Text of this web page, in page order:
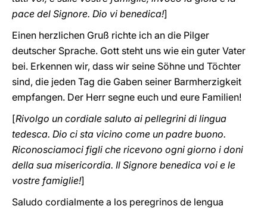
pace del Signore. Dio vi benedica!]
Einen herzlichen Gruß richte ich an die Pilger
deutscher Sprache. Gott steht uns wie ein guter Vater
bei. Erkennen wir, dass wir seine Söhne und Töchter
sind, die jeden Tag die Gaben seiner Barmherzigkeit
empfangen. Der Herr segne euch und eure Familien!
[Rivolgo un cordiale saluto ai pellegrini di lingua
tedesca. Dio ci sta vicino come un padre buono.
Riconosciamoci figli che ricevono ogni giorno i doni
della sua misericordia. Il Signore benedica voi e le
vostre famiglie!]
Saludo cordialmente a los peregrinos de lengua